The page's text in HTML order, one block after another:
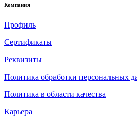
Компания
Профиль
Сертификаты
Реквизиты
Политика обработки персональных
Политика в области качества
Карьера